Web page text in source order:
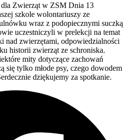
dla Zwierząt w ZSM Dnia 13
szkole wolontariuszy ze
wraz z podopiecznymi suczką
uczestniczyli w prelekcji na temat
nad zwierzętami, odpowiedzialności
historii zwierząt ze schroniska.
mity dotyczące zachowań
się tylko młode psy, czego dowodem
dziękujemy za spotkanie.